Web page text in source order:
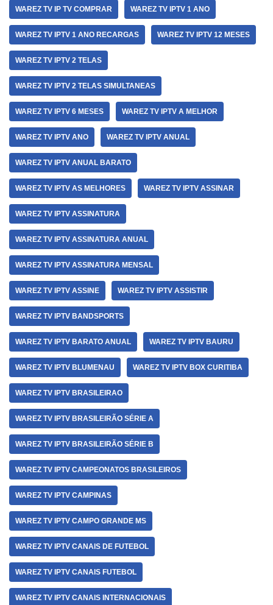
WAREZ TV IP TV COMPRAR WAREZ TV IPTV 1 ANO
WAREZ TV IPTV 1 ANO RECARGAS WAREZ TV IPTV 12 MESES
WAREZ TV IPTV 2 TELAS
WAREZ TV IPTV 2 TELAS SIMULTANEAS
WAREZ TV IPTV 6 MESES WAREZ TV IPTV A MELHOR
WAREZ TV IPTV ANO WAREZ TV IPTV ANUAL
WAREZ TV IPTV ANUAL BARATO
WAREZ TV IPTV AS MELHORES WAREZ TV IPTV ASSINAR
WAREZ TV IPTV ASSINATURA
WAREZ TV IPTV ASSINATURA ANUAL
WAREZ TV IPTV ASSINATURA MENSAL
WAREZ TV IPTV ASSINE WAREZ TV IPTV ASSISTIR
WAREZ TV IPTV BANDSPORTS
WAREZ TV IPTV BARATO ANUAL WAREZ TV IPTV BAURU
WAREZ TV IPTV BLUMENAU WAREZ TV IPTV BOX CURITIBA
WAREZ TV IPTV BRASILEIRAO
WAREZ TV IPTV BRASILEIRÃO SÉRIE A
WAREZ TV IPTV BRASILEIRÃO SÉRIE B
WAREZ TV IPTV CAMPEONATOS BRASILEIROS
WAREZ TV IPTV CAMPINAS
WAREZ TV IPTV CAMPO GRANDE MS
WAREZ TV IPTV CANAIS DE FUTEBOL
WAREZ TV IPTV CANAIS FUTEBOL
WAREZ TV IPTV CANAIS INTERNACIONAIS